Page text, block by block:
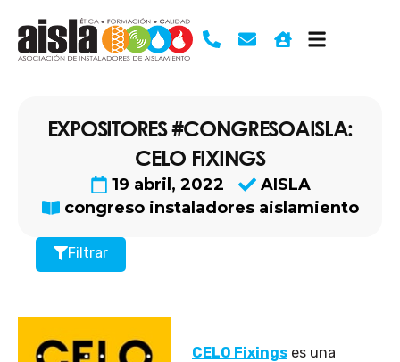
contenido
EXPOSITORES #CONGRESOAISLA:
CELO FIXINGS
19 abril, 2022
AISLA
congreso instaladores aislamiento
Filtrar
CELO Fixings es una